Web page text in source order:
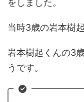
をしました。
当時3歳の岩本樹起
岩本樹起くんの3
うです。